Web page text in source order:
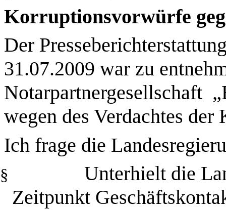
Korruptionsvorwürfe
Der
31.07.2009 war zu
Notarpartnergesellschaft
wegen des Verdachtes
Ich frage die
§
Unterhielt die
Zeitpunkt